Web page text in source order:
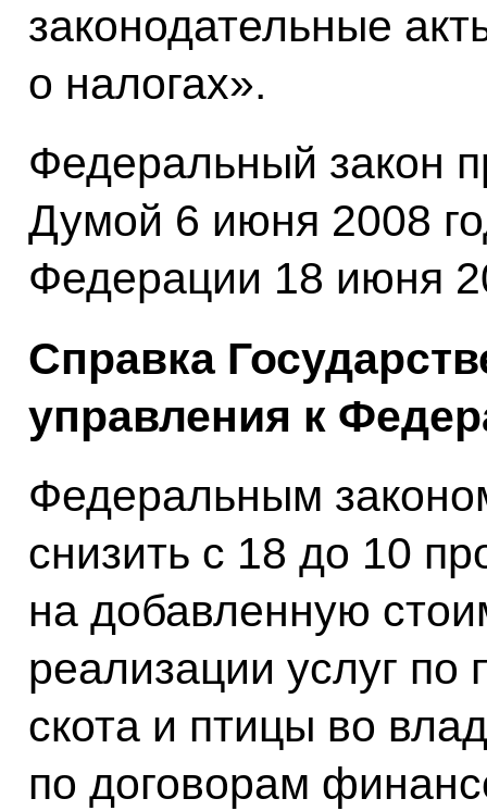
законодательные
о налогах».
Федеральный закон
Думой 6 июня 2008
Федерации 18 июня
Справка
управления к
Федеральным
снизить с 18 до 10
на добавленную
реализации услуг по
скота и птицы во
по договорам